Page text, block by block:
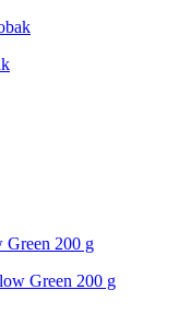
Green 200 g